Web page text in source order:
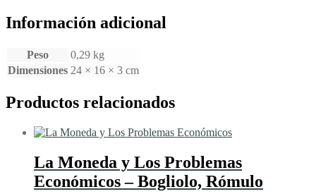
Información adicional
Peso
0,29 kg
Dimensiones 24 × 16 × 3 cm
Productos relacionados
La Moneda y Los Problemas
Económicos – Bogliolo, Rómulo